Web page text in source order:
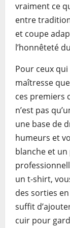
vraiment ce
entre
et coupe
l’honnêteté
Pour ceux
maîtresse
ces premiers
n’est pas
une base de
humeurs et
blanche et
un t-shirt,
des sorties
suffit
cuir pour